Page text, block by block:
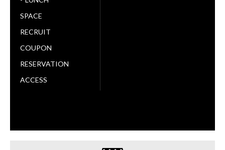
SPACE
RECRUIT
COUPON
RESERVATION
ACCESS